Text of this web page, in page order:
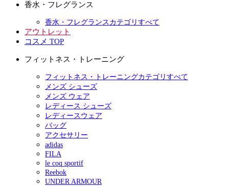
香水・フレグランス
香水・フレグランスカテゴリすべて
アウトレット
コスメ TOP
フィットネス・トレーニング
フィットネス・トレーニングカテゴリすべて
メンズ シューズ
メンズ ウェア
レディース シューズ
レディースウェア
バッグ
アクセサリー
adidas
FILA
le coq sportif
Reebok
UNDER ARMOUR